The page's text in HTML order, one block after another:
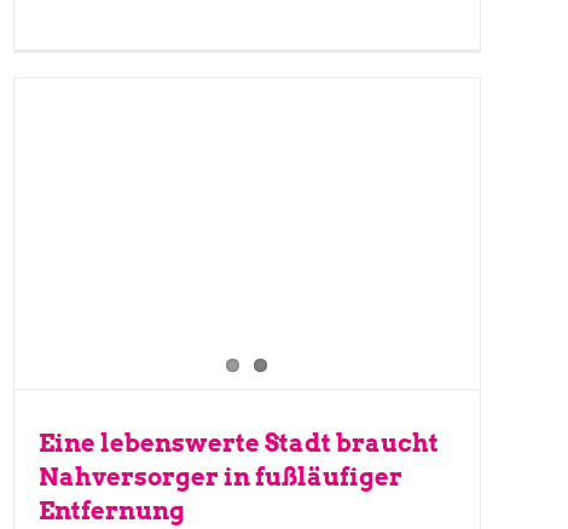
Eine lebenswerte Stadt braucht
Nahversorger in fußläufiger
Entfernung